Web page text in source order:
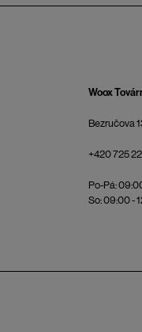
Woox
Bezručova
+420 725
Po-Pá:
So: 09:00 -